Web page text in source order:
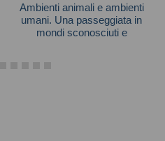
Ambienti animali e ambienti
umani. Una passeggiata in
mondi sconosciuti e